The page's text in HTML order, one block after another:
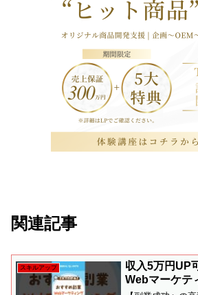
関連記事
スキルアップ
収入5万円UP
Webマーケテ